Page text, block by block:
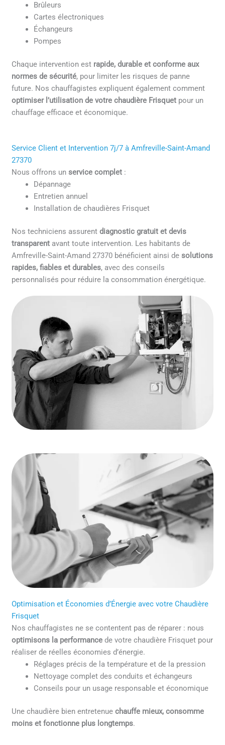
Brûleurs
Cartes électroniques
Échangeurs
Pompes
Chaque intervention est rapide, durable et conforme aux
normes de sécurité, pour limiter les risques de panne
future. Nos chauffagistes expliquent également comment
optimiser l’utilisation de votre chaudière Frisquet pour un
chauffage efficace et économique.
Service Client et Intervention 7j/7 à Amfreville-Saint-Amand
27370
Nous offrons unservice complet :
Dépannage
Entretien annuel
Installation de chaudières Frisquet
Nos techniciens assurentdiagnostic gratuit et devis
transparent avant toute intervention. Les habitants de
Amfreville-Saint-Amand 27370 bénéficient ainsi desolutions
rapides, fiables et durables, avec des conseils
personnalisés pour réduire la consommation énergétique.
Optimisation et Économies d’Énergie avec votre Chaudière
Frisquet
Nos chauffagistes ne se contentent pas de réparer : nous
optimisons la performance de votre chaudière Frisquet pour
réaliser de réelles économies d’énergie.
Réglages précis de la température et de la pression
Nettoyage complet des conduits et échangeurs
Conseils pour un usage responsable et économique
Une chaudière bien entretenuechauffe mieux, consomme
moins et fonctionne plus longtemps.